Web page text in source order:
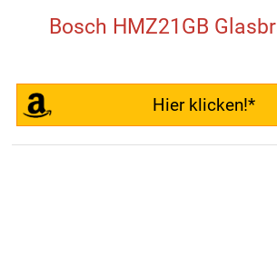
Bosch HMZ21GB
Hier klicken!*